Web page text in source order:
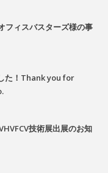
フィスバスターズ様の事
た！Thank you for
技術展出展のお知